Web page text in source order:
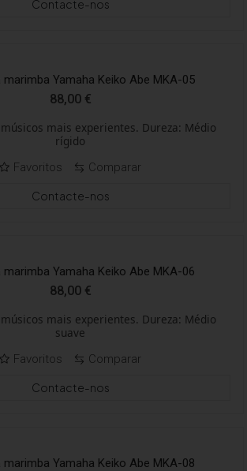
Contacte-nos
marimba Yamaha Keiko Abe MKA-05
88,00 €
mais experientes. Dureza: Médio
rígido
Favoritos
Comparar
Contacte-nos
marimba Yamaha Keiko Abe MKA-06
88,00 €
mais experientes. Dureza: Médio
suave
Favoritos
Comparar
Contacte-nos
marimba Yamaha Keiko Abe MKA-08